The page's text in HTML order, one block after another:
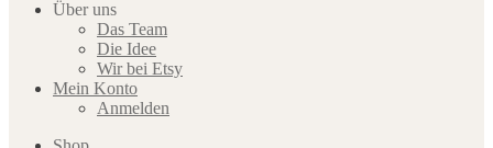
Über uns
Das Team
Die Idee
Wir bei Etsy
Mein Konto
Anmelden